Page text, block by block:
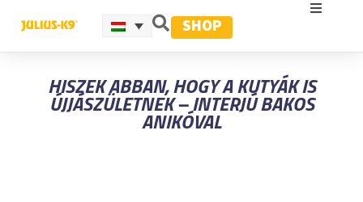
SHOP
HISZEK ABBAN, HOGY A KUTYÁK IS
ÚJJÁSZÜLETNEK – INTERJÚ BAKOS
ANIKÓVAL